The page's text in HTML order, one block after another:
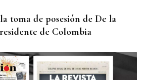
toma de posesión de De la
de Colombia